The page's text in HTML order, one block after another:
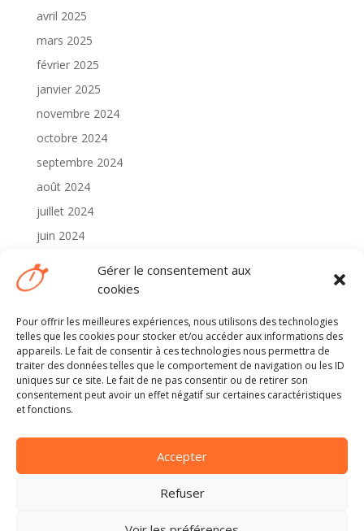
Gérer le consentement aux
cookies
Pour offrir les meilleures expériences, nous utilisons des technologies
telles que les cookies pour stocker et/ou accéder aux informations des
appareils. Le fait de consentir à ces technologies nous permettra de
traiter des données telles que le comportement de navigation ou les ID
uniques sur ce site. Le fait de ne pas consentir ou de retirer son
consentement peut avoir un effet négatif sur certaines caractéristiques
et fonctions.
Accepter
Refuser
avril 2025
mars 2025
février 2025
janvier 2025
novembre 2024
octobre 2024
septembre 2024
août 2024
juillet 2024
juin 2024
mai 2024
avril 2024
Catégories
2024
Non classé
Méta
Connexion